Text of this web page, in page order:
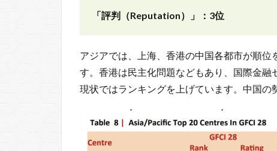
「評判（Reputation）」：3位
アジアでは、上海、香港の中国各都市が順
す。香港は民主化問題などもあり、国際金融
現状ではランキングを上げています。中国の